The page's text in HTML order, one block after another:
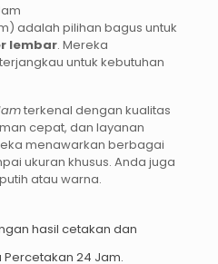
adalah pilihan bagus untuk
lembar. Mereka
untuk kebutuhan
terkenal dengan kualitas
cepat, dan layanan
menawarkan berbagai
ukuran khusus. Anda juga
atau warna.
hasil cetakan dan
24 Jam.